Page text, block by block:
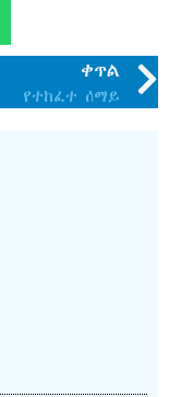
ቀጥል
የተከፈተ ሰማይ